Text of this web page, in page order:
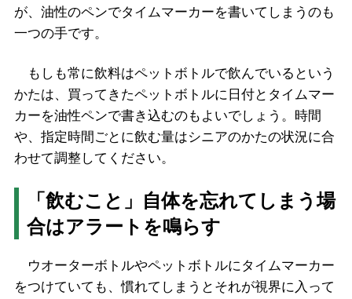
が、油性のペンでタイムマーカーを書いてしまうのも
一つの手です。
もしも常に飲料はペットボトルで飲んでいるという
かたは、買ってきたペットボトルに日付とタイムマー
カーを油性ペンで書き込むのもよいでしょう。時間
や、指定時間ごとに飲む量はシニアのかたの状況に合
わせて調整してください。
「飲むこと」自体を忘れてしまう場
合はアラートを鳴らす
ウオーターボトルやペットボトルにタイムマーカー
をつけていても、慣れてしまうとそれが視界に入って